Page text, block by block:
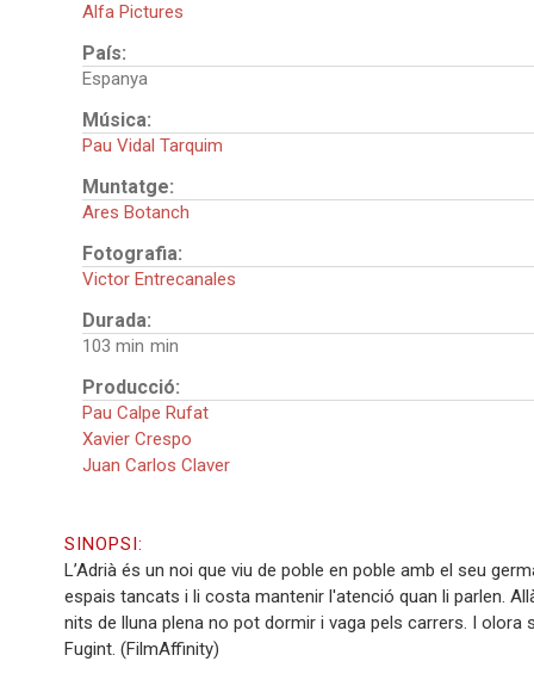
Alfa Pictures
País:
Espanya
Música:
Pau Vidal Tarquim
Muntatge:
Ares Botanch
Fotografia:
Victor Entrecanales
Durada:
103 min
Producció:
Pau Calpe Rufat
Xavier Crespo
Juan Carlos Claver
SINOPSI:
L’Adrià és un noi que viu de poble en poble amb el seu
espais tancats i li costa mantenir l'atenció quan li parlen.
nits de lluna plena no pot dormir i vaga pels carrers. I
Fugint. (FilmAffinity)